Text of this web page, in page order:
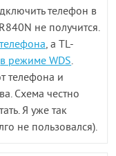
телефон в
не получится.
, а TL-
в режиме WDS.
телефона и
Схема честно
Я уже так
не пользовался).